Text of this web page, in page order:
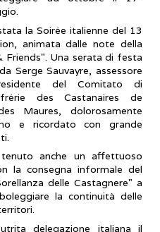
la Soirée italienne del 13
animata dalle note della
Friends". Una serata di festa
Serge Sauvayre, assessore
del Comitato di
des Castanaires de
Maures, dolorosamente
e ricordato con grande
anche un affettuoso
la consegna informale del
delle Castagnere" a
la continuità delle
delegazione italiana il